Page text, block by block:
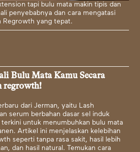
tapi bulu mata makin tipis dan
penyebabnya dan cara mengatasi
Regrowth yang tepat.
Bulu Mata Kamu Secara
regrowth!
dari Jerman, yaitu Lash
serum berbahan dasar sel induk
untuk menumbuhkan bulu mata
Artikel ini menjelaskan kelebihan
seperti tanpa rasa sakit, hasil lebih
dan hasil natural. Temukan cara